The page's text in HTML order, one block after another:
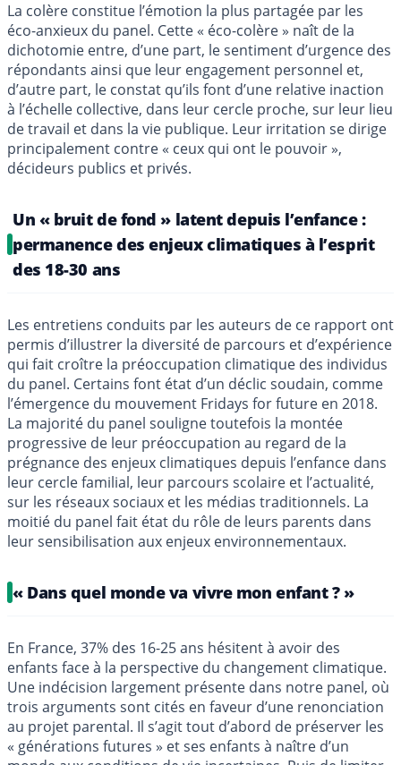
La colère constitue l’émotion la plus partagée par les
éco-anxieux du panel. Cette « éco-colère » naît de la
dichotomie entre, d’une part, le sentiment d’urgence des
répondants ainsi que leur engagement personnel et,
d’autre part, le constat qu’ils font d’une relative inaction
à l’échelle collective, dans leur cercle proche, sur leur lieu
de travail et dans la vie publique. Leur irritation se dirige
principalement contre « ceux qui ont le pouvoir »,
décideurs publics et privés.
Un « bruit de fond » latent depuis l’enfance :
permanence des enjeux climatiques à l’esprit
des 18-30 ans
Les entretiens conduits par les auteurs de ce rapport ont
permis d’illustrer la diversité de parcours et d’expérience
qui fait croître la préoccupation climatique des individus
du panel. Certains font état d’un déclic soudain, comme
l’émergence du mouvement Fridays for future en 2018.
La majorité du panel souligne toutefois la montée
progressive de leur préoccupation au regard de la
prégnance des enjeux climatiques depuis l’enfance dans
leur cercle familial, leur parcours scolaire et l’actualité,
sur les réseaux sociaux et les médias traditionnels. La
moitié du panel fait état du rôle de leurs parents dans
leur sensibilisation aux enjeux environnementaux.
« Dans quel monde va vivre mon enfant ? »
En France, 37% des 16-25 ans hésitent à avoir des
enfants face à la perspective du changement climatique.
Une indécision largement présente dans notre panel, où
trois arguments sont cités en faveur d’une renonciation
au projet parental. Il s’agit tout d’abord de préserver les
« générations futures » et ses enfants à naître d’un